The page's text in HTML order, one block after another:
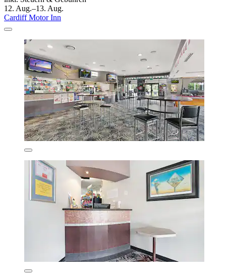
12. Aug.–13. Aug.
Cardiff Motor Inn